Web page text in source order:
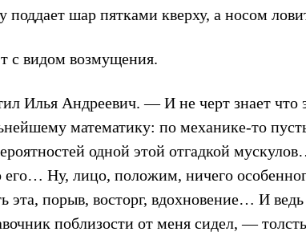
поддает шар пятками кверху, а носом
с видом возмущения.
Илья Андреевич. — И не черт знает что
математику: по механике-то
одной этой отгадкой
его… Ну, лицо, положим, ничего
эта, порыв, восторг, вдохновение… И ведь
поблизости от меня сидел, —